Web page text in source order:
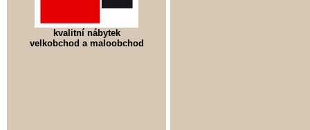
kvalitní nábytek
velkobchod a maloobchod